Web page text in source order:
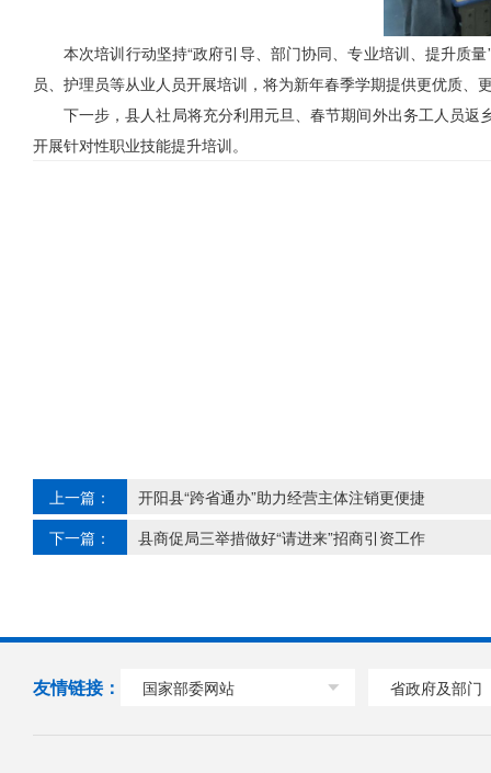
本次培训行动坚持“政府引导、部门协同、专业培训、提升质
员、护理员等从业人员开展培训，将为新年春季学期提供更优质、
下一步，县人社局将充分利用元旦、春节期间外出务工人员
开展针对性职业技能提升培训。
上一篇：
开阳县“跨省通办”助力经营主体注销更便捷
下一篇：
县商促局三举措做好“请进来”招商引资工作
友情链接： 国家部委网站 省政府及部门